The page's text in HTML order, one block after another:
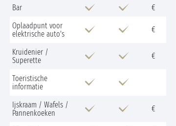
Bar
€
Oplaadpunt voor
elektrische auto's
€
Kruidenier /
Superette
€
Toeristische
informatie
Ijskraam / Wafels /
Pannenkoeken
€